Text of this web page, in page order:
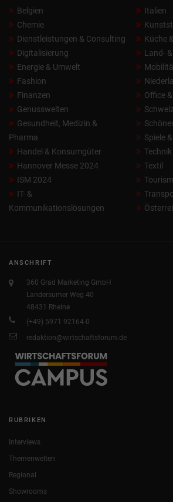
Belgien
Chemie
Dienstleistungen & Consulting
Digitalisierung
Energie & Umwelt
Fashion
Finanzen
Genusswelten
Gesundheit, Medizin &
Pharma
Handel & Konsumgüter
Hannover Messe 2024
ISM 2024
IT- &
Kommunikationslösungen
Italien
Küche
Land-
Office &
Schweiz
Spiele
Technik
Textil
ANSCHRIFT
360 Grad Marketing GmbH
Landersumer Weg 40
48431 Rheine
(+49) 5971 92164-0
redaktion@wirtschaftsforum.de
RUBRIKEN
Interviews
Themenwelten
Regional
Showrooms